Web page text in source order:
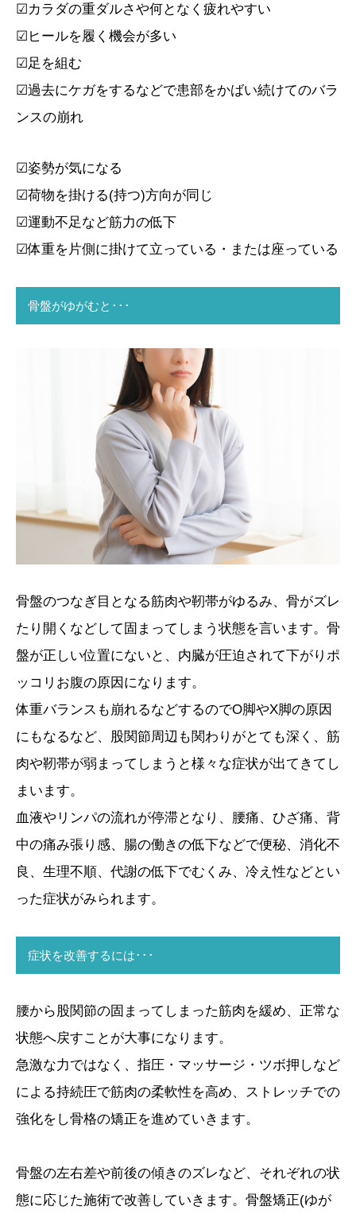
☑カラダの重ダルさや何となく疲れやすい
☑ヒールを履く機会が多い
☑足を組む
☑過去にケガをするなどで患部をかばい続けてのバラ
ンスの崩れ
☑姿勢が気になる
☑荷物を掛ける(持つ)方向が同じ
☑運動不足など筋力の低下
☑体重を片側に掛けて立っている・または座っている
骨盤がゆがむと･･･
骨盤のつなぎ目となる筋肉や靭帯がゆるみ、骨がズレ
たり開くなどして固まってしまう状態を言います。骨
盤が正しい位置にないと、内臓が圧迫されて下がりポ
ッコリお腹の原因になります。
体重バランスも崩れるなどするのでO脚やX脚の原因
にもなるなど、股関節周辺も関わりがとても深く、筋
肉や靭帯が弱まってしまうと様々な症状が出てきてし
まいます。
血液やリンパの流れが停滞となり、腰痛、ひざ痛、背
中の痛み張り感、腸の働きの低下などで便秘、消化不
良、生理不順、代謝の低下でむくみ、冷え性などとい
った症状がみられます。
症状を改善するには･･･
腰から股関節の固まってしまった筋肉を緩め、正常な
状態へ戻すことが大事になります。
急激な力ではなく、指圧・マッサージ・ツボ押しなど
による持続圧で筋肉の柔軟性を高め、ストレッチでの
強化をし骨格の矯正を進めていきます。
骨盤の左右差や前後の傾きのズレなど、それぞれの状
態に応じた施術で改善していきます。骨盤矯正(ゆが